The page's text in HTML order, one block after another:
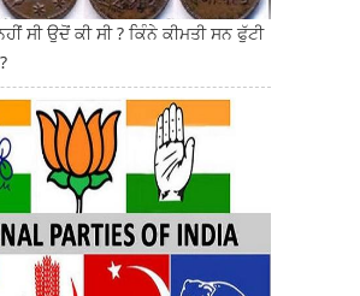
ਸੀ ਉਦੋਂ ਕੀ ਸੀ ? ਕਿੰਨੇ ਕੀਮਤੀ ਸਨ ਫੁੱਟੀ